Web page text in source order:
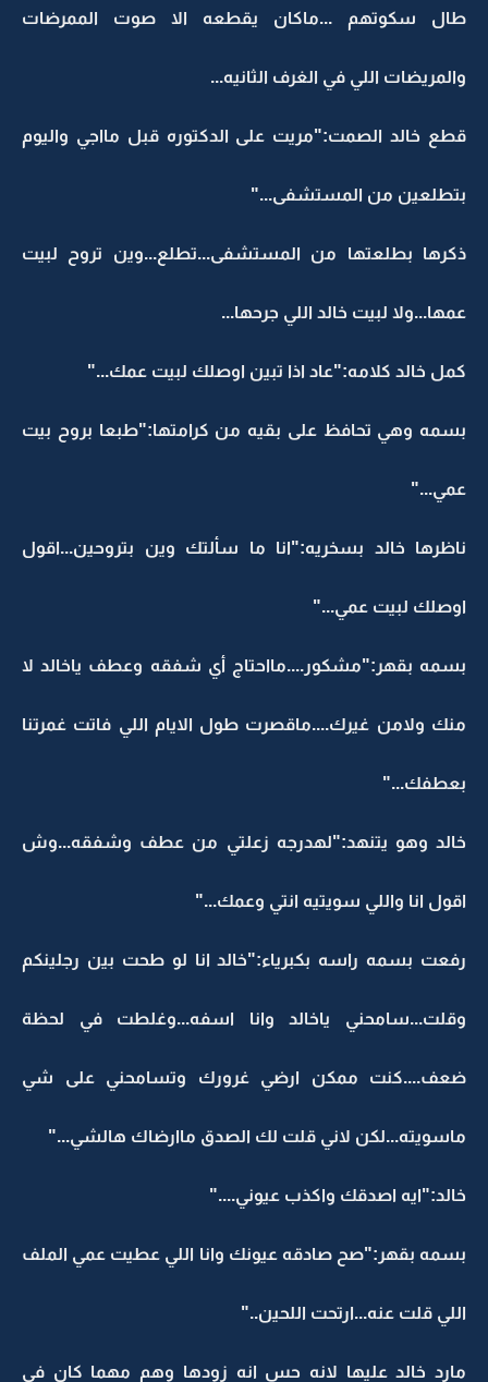
طال سكوتهم ...ماكان يقطعه الا صوت الممرضات
والمريضات اللي في الغرف الثانيه...
قطع خالد الصمت:"مريت على الدكتوره قبل مااجي واليوم
بتطلعين من المستشفى..."
ذكرها بطلعتها من المستشفى...تطلع...وين تروح لبيت
عمها...ولا لبيت خالد اللي جرحها...
كمل خالد كلامه:"عاد اذا تبين اوصلك لبيت عمك..."
بسمه وهي تحافظ على بقيه من كرامتها:"طبعا بروح بيت
عمي..."
ناظرها خالد بسخريه:"انا ما سألتك وين بتروحين...اقول
اوصلك لبيت عمي..."
بسمه بقهر:"مشكور....مااحتاج أي شفقه وعطف ياخالد لا
منك ولامن غيرك....ماقصرت طول الايام اللي فاتت غمرتنا
بعطفك..."
خالد وهو يتنهد:"لهدرجه زعلتي من عطف وشفقه...وش
اقول انا واللي سويتيه انتي وعمك..."
رفعت بسمه راسه بكبرياء:"خالد انا لو طحت بين رجلينكم
وقلت...سامحني ياخالد وانا اسفه...وغلطت في لحظة
ضعف....كنت ممكن ارضي غرورك وتسامحني على شي
ماسويته...لكن لاني قلت لك الصدق ماارضاك هالشي..."
خالد:"ايه اصدقك واكذب عيوني...."
بسمه بقهر:"صح صادقه عيونك وانا اللي عطيت عمي الملف
اللي قلت عنه...ارتحت اللحين.."
مارد خالد عليها لانه حس انه زودها وهم مهما كان في